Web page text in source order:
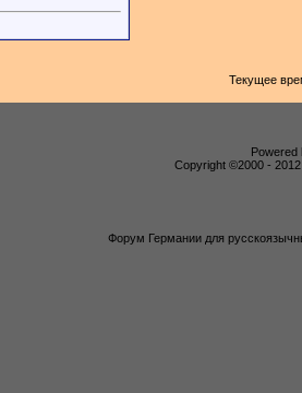
Текущее
Powered
Copyright ©2000 -
Форум Германии для